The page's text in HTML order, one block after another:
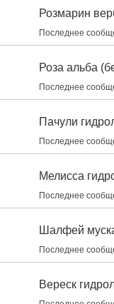
Розмарин
Последнее
Роза альба
Последнее
Пачули
Последнее
Мелисса
Последнее
Шалфей
Последнее
Вереск